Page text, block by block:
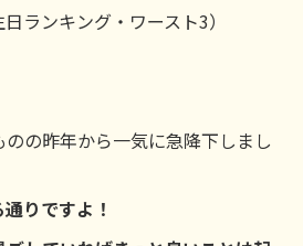
ランキング・ワースト3）
の昨年から一気に急降下しまし
りですよ！